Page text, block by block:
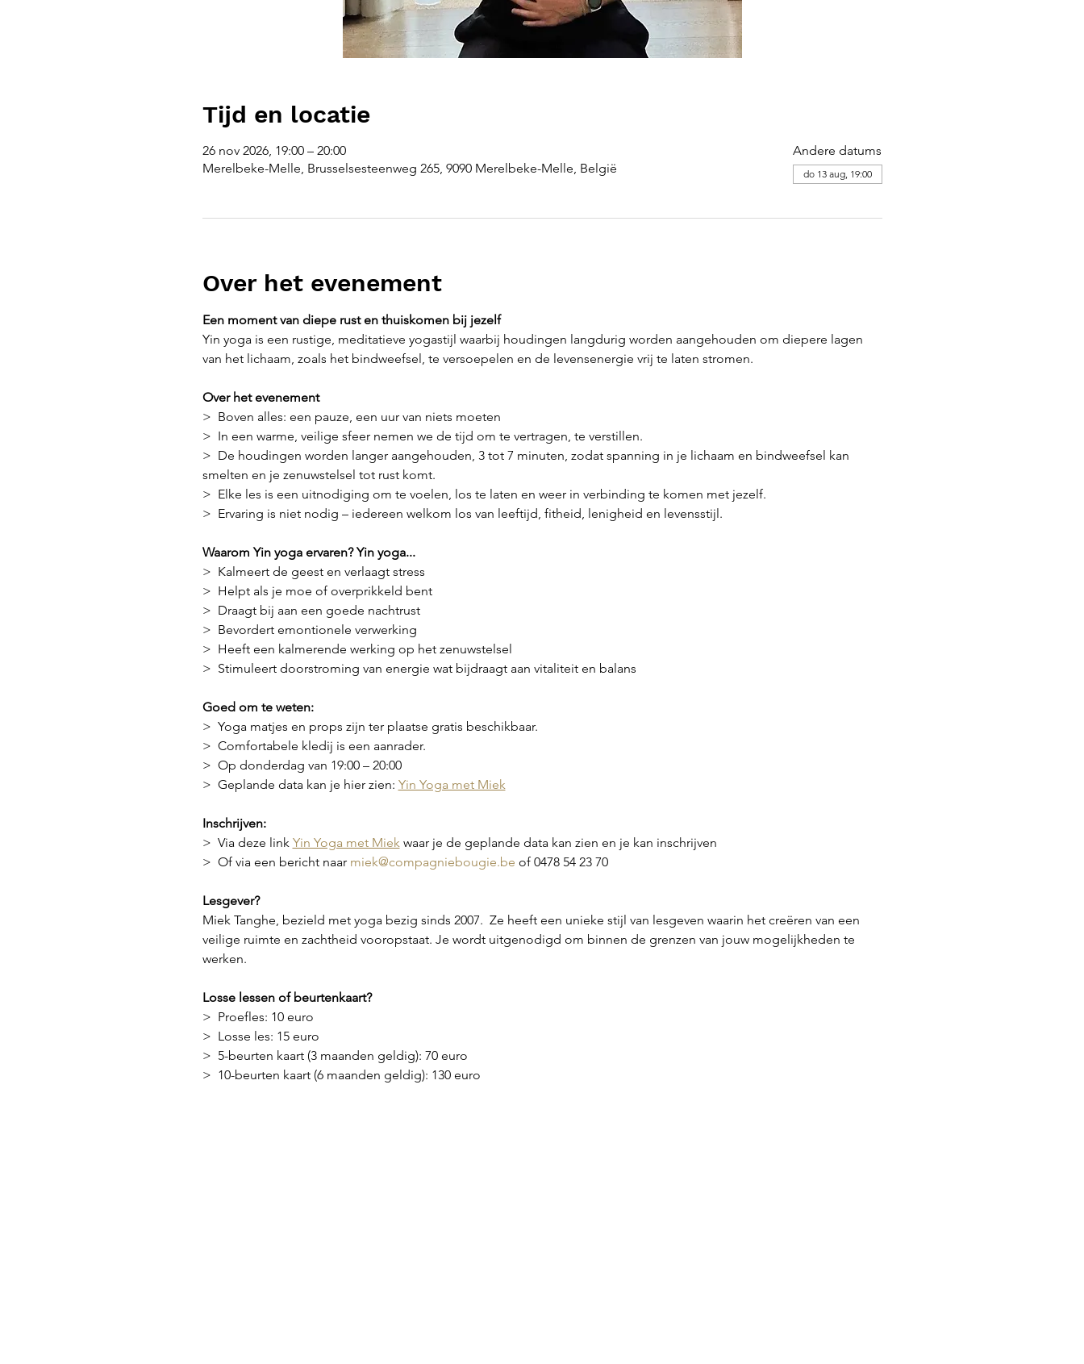
Tijd en locatie
26 nov 2026, 19:00 – 20:00
Merelbeke-Melle, Brusselsesteenweg 265, 9090 Merelbeke-Melle, België
Andere datums
do 13 aug, 19:00
Over het evenement
Een moment van diepe rust en thuiskomen bij jezelf
Yin yoga is een rustige, meditatieve yogastijl waarbij houdingen langdurig worden aangehouden om diepere lagen
van het lichaam, zoals het bindweefsel, te versoepelen en de levensenergie vrij te laten stromen.
Over het evenement
>  Boven alles: een pauze, een uur van niets moeten
>  In een warme, veilige sfeer nemen we de tijd om te vertragen, te verstillen.
>  De houdingen worden langer aangehouden, 3 tot 7 minuten, zodat spanning in je lichaam en bindweefsel kan
smelten en je zenuwstelsel tot rust komt.
>  Elke les is een uitnodiging om te voelen, los te laten en weer in verbinding te komen met jezelf.
>  Ervaring is niet nodig – iedereen welkom los van leeftijd, fitheid, lenigheid en levensstijl.
Waarom Yin yoga ervaren? Yin yoga...
>  Kalmeert de geest en verlaagt stress
>  Helpt als je moe of overprikkeld bent
>  Draagt bij aan een goede nachtrust
>  Bevordert emontionele verwerking
>  Heeft een kalmerende werking op het zenuwstelsel
>  Stimuleert doorstroming van energie wat bijdraagt aan vitaliteit en balans
Goed om te weten:
>  Yoga matjes en props zijn ter plaatse gratis beschikbaar.
>  Comfortabele kledij is een aanrader.
>  Op donderdag van 19:00 – 20:00
>  Geplande data kan je hier zien: Yin Yoga met Miek
Inschrijven:
>  Via deze link Yin Yoga met Miek waar je de geplande data kan zien en je kan inschrijven
>  Of via een bericht naar miek@compagniebougie.be of 0478 54 23 70
Lesgever?
Miek Tanghe, bezield met yoga bezig sinds 2007.  Ze heeft een unieke stijl van lesgeven waarin het creëren van een
veilige ruimte en zachtheid vooropstaat. Je wordt uitgenodigd om binnen de grenzen van jouw mogelijkheden te
werken.
Losse lessen of beurtenkaart?
>  Proefles: 10 euro
>  Losse les: 15 euro
>  5-beurten kaart (3 maanden geldig): 70 euro
>  10-beurten kaart (6 maanden geldig): 130 euro